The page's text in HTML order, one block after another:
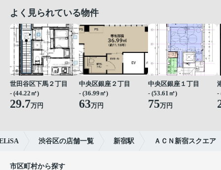
よく見られている物件
世田谷区下馬２丁目
- (44.22㎡)
29.7万円
中央区銀座２丁目
- (36.99㎡)
63万円
中央区銀座１丁目
- (53.61㎡)
75万円
-
渋谷区の店舗一覧 新宿駅 ＡＣＮ新宿スクエア
市区町村から探す